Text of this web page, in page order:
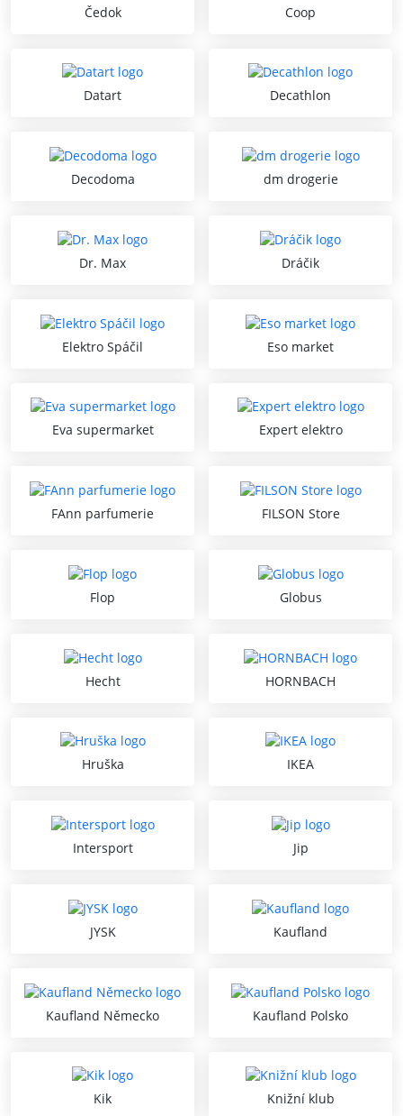
Čedok Coop
Datart Decathlon
Decodoma dm drogerie
Dr. Max Dráčik
Elektro Spáčil Eso market
Eva supermarket Expert elektro
FAnn parfumerie FILSON Store
Flop Globus
Hecht HORNBACH
Hruška IKEA
Intersport Jip
JYSK Kaufland
Kaufland Německo Kaufland Polsko
Kik Knižní klub